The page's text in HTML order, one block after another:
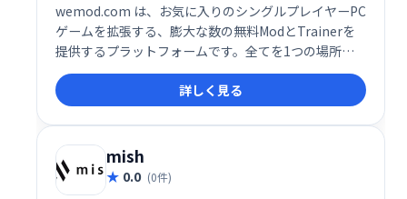
wemod.com は、お気に入りのシングルプレイヤーPC
ゲームを拡張する、膨大な数の無料ModとTrainerを
提供するプラットフォームです。全てを1つの場所に
集約し、簡単にアクセスできます。ゲームプレイをカ
スタマイズし、新たな楽しみ方を見つけましょう！数
千ものModとTrainerが、あなたのゲーム体験をレベ
ルアップさせます。wemod.comで、今すぐお好みの
ゲームを探して、プレイスタイルを自由にカスタマイ
ズしましょう！
詳しく見る
mish
0.0 (0件)